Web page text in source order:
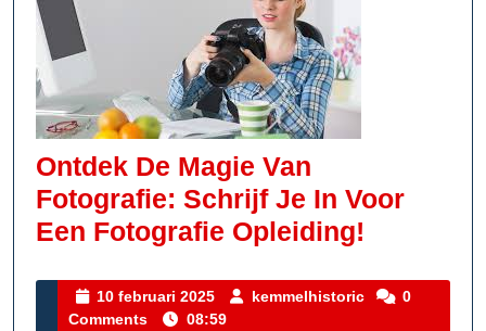
Ontdek De Magie Van
Fotografie: Schrijf Je In Voor
Een Fotografie Opleiding!
Magie
10 februari 2025
10
februari
kemmelhistoric kemmelhistoric
0
Comments
08:59